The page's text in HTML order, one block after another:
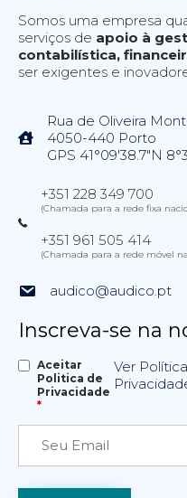
Somos uma empresa
serviços de apoio à
contabilística,
ser exigentes e
Rua de Oliveira
4050-440 Porto
GPS 41°09'38.7"N
+351 228 349 700
(Chamada para a rede fixa
+351 961 505 414
(Chamada para a rede móvel
audico@audico.pt
Inscreva-se na
Aceitar
Politica de
Privacidade
*
Ver